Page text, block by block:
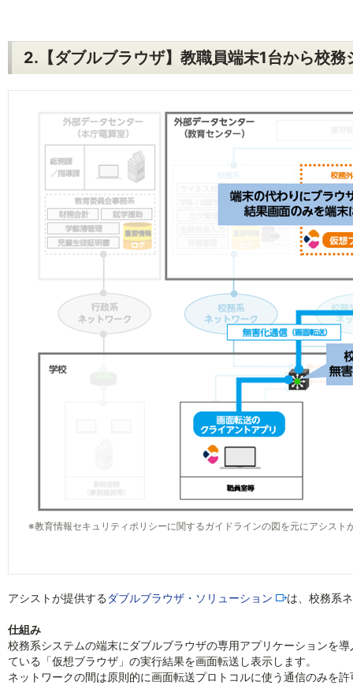
2.【ダブルブラウザ】教職員端末1台から校
※教育情報セキュリティポリシーに関するガイドラインの図を元にアシスト
アシストが提供する ダブルブラウザ・ソリューション は、校務系
仕組み
校務系システムの端末にダブルブラウザの専用アプリケーションを
ている「仮想ブラウザ」の実行結果を画面転送し表示します。
ネットワークの間は原則的に画面転送プロトコルに使う通信のみを